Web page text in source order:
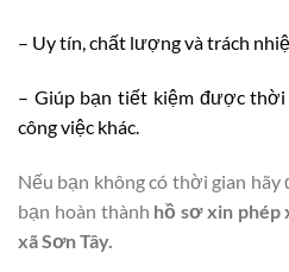
– Uy tín, chất lượng và trách
– Giúp bạn tiết kiệm được
công việc khác.
Nếu bạn không có thời gian hãy
bạn hoàn thành hồ sơ xin phép
xã Sơn Tây.